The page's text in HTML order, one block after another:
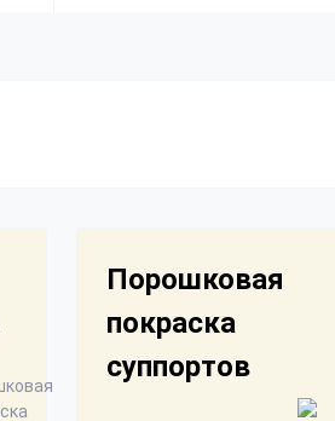
Порошковая
покраска
суппортов